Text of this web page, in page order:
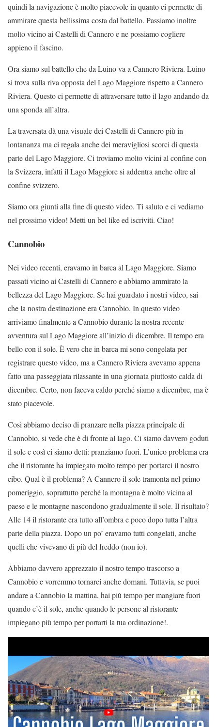
quindi la navigazione è molto piacevole in quanto ci permette di
ammirare questa bellissima costa dal battello. Passiamo inoltre
molto vicino ai Castelli di Cannero e ne possiamo cogliere
appieno il fascino.
Ora siamo sul battello che da Luino va a Cannero Riviera. Luino
si trova sulla riva opposta del Lago Maggiore rispetto a Cannero
Riviera. Questo ci permette di attraversare tutto il lago andando da
una sponda all’altra.
La traversata dà una visuale dei Castelli di Cannero più in
lontananza ma ci regala anche dei meravigliosi scorci di questa
parte del Lago Maggiore. Ci troviamo molto vicini al confine con
la Svizzera, infatti il Lago Maggiore si addentra anche oltre al
confine svizzero.
Siamo ora giunti alla fine di questo video. Ti saluto e ci vediamo
nel prossimo video! Metti un bel like ed iscriviti. Ciao!
Cannobio
Nei video recenti, eravamo in barca al Lago Maggiore. Siamo
passati vicino ai Castelli di Cannero e abbiamo ammirato la
bellezza del Lago Maggiore. Se hai guardato i nostri video, sai
che la nostra destinazione era Cannobio. In questo video
arriviamo finalmente a Cannobio durante la nostra recente
avventura sul Lago Maggiore all’inizio di dicembre. Il tempo era
bello con il sole. È vero che in barca mi sono congelata per
registrare questo video, ma a Cannero Riviera avevamo appena
fatto una passeggiata rilassante in una giornata piuttosto calda di
dicembre. Certo, non faceva caldo perché siamo a dicembre, ma è
stato piacevole.
Così abbiamo deciso di pranzare nella piazza principale di
Cannobio, si vede che è di fronte al lago. Ci siamo davvero goduti
il ​​sole e così ci siamo detti: pranziamo fuori. L’unico problema era
che il ristorante ha impiegato molto tempo per portarci il nostro
cibo. Qual è il problema? A Cannero il sole tramonta nel primo
pomeriggio, soprattutto perché la montagna è molto vicina al
paese e le montagne nascondono gradualmente il sole. Il risultato?
Alle 14 il ristorante era tutto all’ombra e poco dopo tutta l’altra
parte della piazza. Dopo un po’ eravamo tutti congelati, anche
quelli che vivevano di più del freddo (non io).
Abbiamo davvero apprezzato il nostro tempo trascorso a
Cannobio e vorremmo tornarci anche domani. Tuttavia, se puoi
andare a Cannobio la mattina, hai più tempo per mangiare fuori
quando c’è il sole, anche quando le persone al ristorante
impiegano più tempo per portarti la tua ordinazione!.